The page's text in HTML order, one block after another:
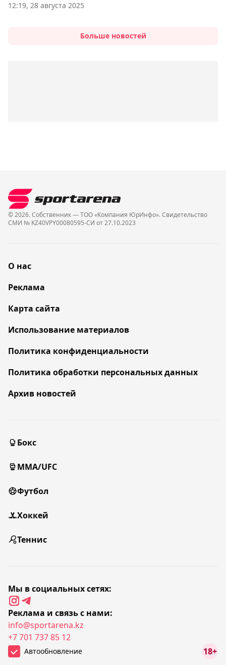
12:19, 28 августа 2025
Больше новостей
© 2026. Собственник — ТОО «Компания ЮрИнфо». Cвидетельство
СМИ № KZ40VPY00080595-СИ от 27.10.2023
О нас
Реклама
Карта сайта
Использование материалов
Политика конфиденциальности
Политика обработки персональных данных
Архив новостей
Бокс
MMA/UFC
Футбол
Хоккей
Теннис
Мы в социальных сетях:
Реклама и связь с нами:
info@sportarena.kz
+7 701 737 85 12
Автообновление 18+